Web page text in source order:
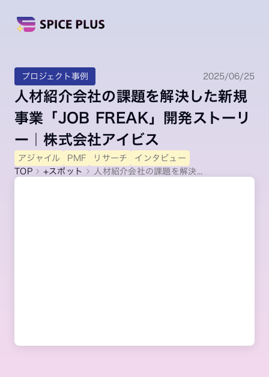
プロジェクト事例 2025/06/25
人材紹介会社の課題を解決した新規
事業「JOB FREAK」開発ストーリ
ー｜株式会社アイビス
アジャイル PMF リサーチ
インタビュー
TOP
+スポット 人材紹介会社の課題を解決...